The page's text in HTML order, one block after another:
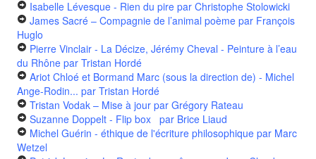
Isabelle Lévesque - Rien du pire par Christophe Stolowicki
James Sacré – Compagnie de l’animal poème par François
Huglo
Pierre Vinclair - La Décize, Jérémy Cheval - Peinture à l’eau
du Rhône par Tristan Hordé
Ariot Chloé et Bormand Marc (sous la direction de) - Michel
Ange-Rodin... par Tristan Hordé
Tristan Vodak – Mise à jour par Grégory Rateau
Suzanne Doppelt - Flip box par Brice Liaud
Michel Guérin - éthique de l'écriture philosophique par Marc
Wetzel